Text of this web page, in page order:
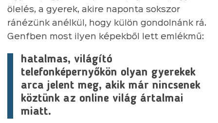
ölelés, a gyerek, akire naponta sokszor
ránézünk anélkül, hogy külön gondolnánk rá.
Genfben most ilyen képekből lett emlékmű:
hatalmas, világító
telefonképernyőkön olyan gyerekek
arca jelent meg, akik már nincsenek
köztünk az online világ ártalmai
miatt.